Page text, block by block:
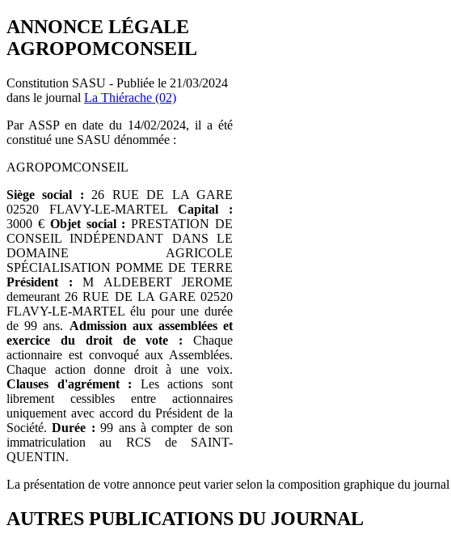
ANNONCE LÉGALE
AGROPOMCONSEIL
Constitution SASU - Publiée le 21/03/2024
dans le journal La Thiérache (02)
Par ASSP en date du 14/02/2024, il a été
constitué une SASU dénommée :
AGROPOMCONSEIL
Siège social : 26 RUE DE LA GARE
02520 FLAVY-LE-MARTEL Capital :
3000 € Objet social : PRESTATION DE
CONSEIL INDÉPENDANT DANS LE
DOMAINE AGRICOLE
SPÉCIALISATION POMME DE TERRE
Président : M ALDEBERT JEROME
demeurant 26 RUE DE LA GARE 02520
FLAVY-LE-MARTEL élu pour une durée
de 99 ans. Admission aux assemblées et
exercice du droit de vote : Chaque
actionnaire est convoqué aux Assemblées.
Chaque action donne droit à une voix.
Clauses d'agrément : Les actions sont
librement cessibles entre actionnaires
uniquement avec accord du Président de la
Société.Durée : 99 ans à compter de son
immatriculation au RCS de SAINT-
QUENTIN.
La présentation de votre annonce peut varier selon la composition graphique du journal
AUTRES PUBLICATIONS DU JOURNAL